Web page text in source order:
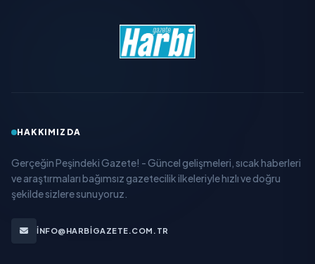
HAKKIMIZDA
Gerçeğin Peşindeki Gazete! - Güncel gelişmeleri, sıcak haberleri
ve araştırmaları bağımsız gazetecilik ilkeleriyle hızlı ve doğru
şekilde sizlere sunuyoruz.
INFO@HARBIGAZETE.COM.TR